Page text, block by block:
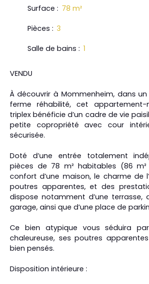
Surface : 78 m²
Pièces : 3
Salle de bains : 1
VENDU
À découvrir à Mommenheim, dans
ferme réhabilité, cet
triplex bénéficie d’un cadre de vie
petite copropriété avec cour
sécurisée.
Doté d’une entrée totalement
pièces de 78 m² habitables (86
confort d’une maison, le charme de
poutres apparentes, et des
dispose notamment d’une terrasse,
garage, ainsi que d’une place de
Ce bien atypique vous séduira
chaleureuse, ses poutres
bien pensés.
Disposition intérieure :